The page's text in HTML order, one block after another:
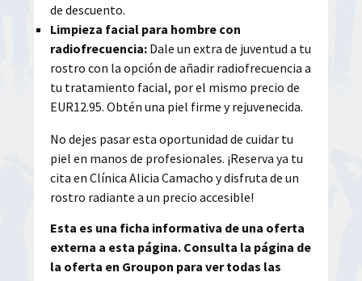
de descuento.
Limpieza facial para hombre con
radiofrecuencia: Dale un extra de juventud a tu
rostro con la opción de añadir radiofrecuencia a
tu tratamiento facial, por el mismo precio de
EUR12.95. Obtén una piel firme y rejuvenecida.
No dejes pasar esta oportunidad de cuidar tu
piel en manos de profesionales. ¡Reserva ya tu
cita en Clínica Alicia Camacho y disfruta de un
rostro radiante a un precio accesible!
Esta es una ficha informativa de una oferta
externa a esta página. Consulta la página de
la oferta en Groupon para ver todas las